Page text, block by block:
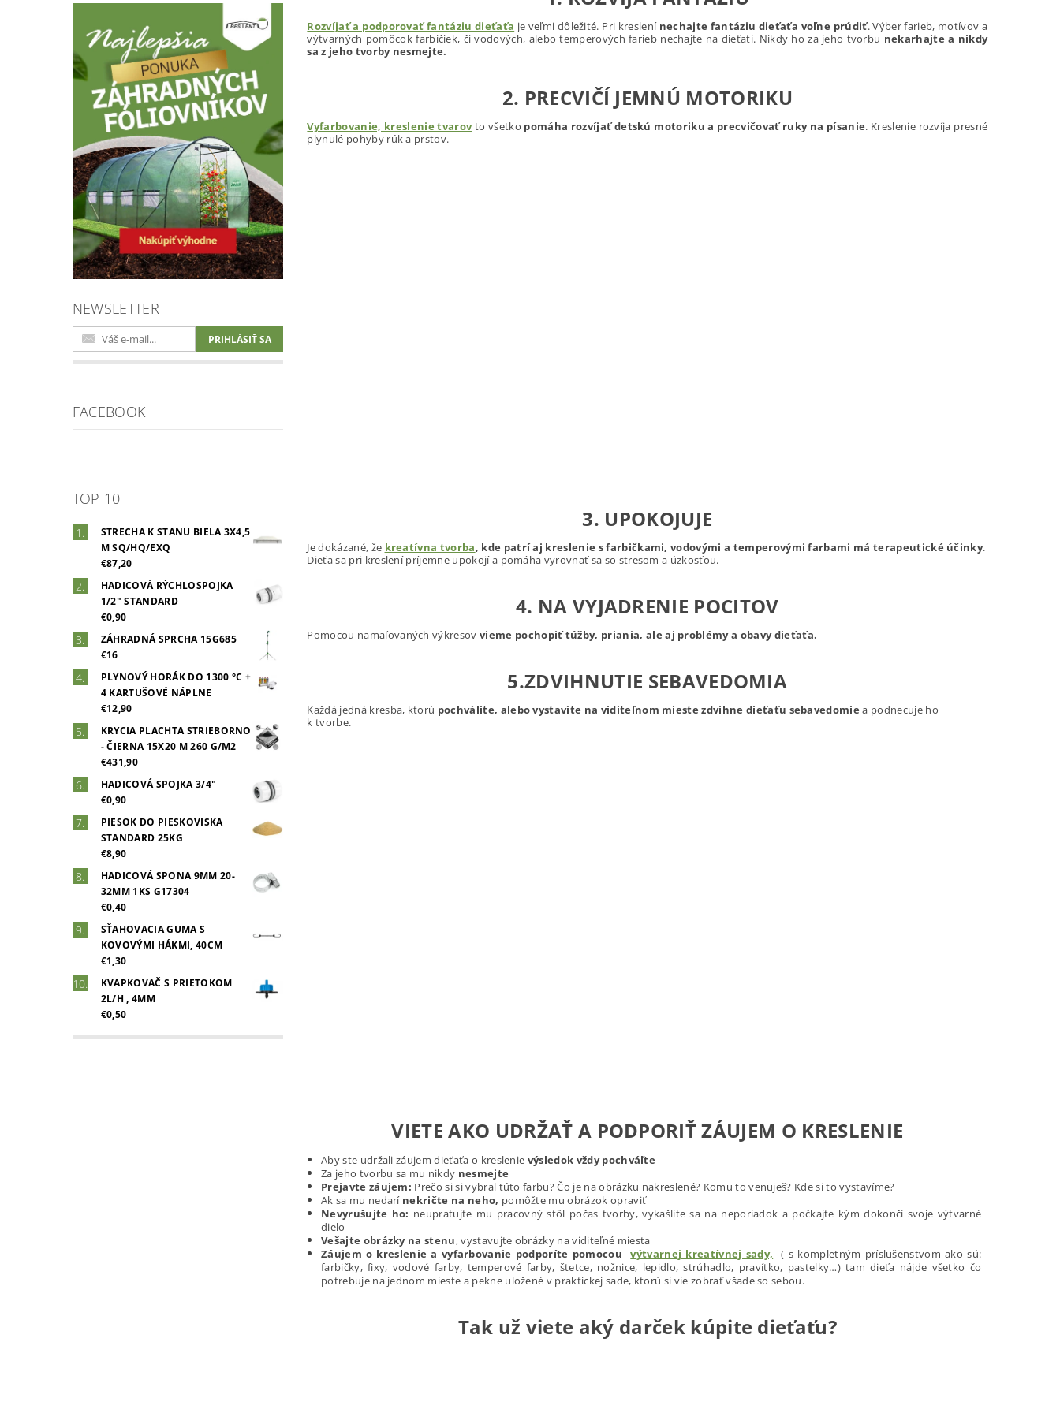
NEWSLETTER
FACEBOOK
TOP 10
STRECHA K STANU BIELA 3X4,5
M SQ/HQ/EXQ
€87,20
HADICOVÁ RÝCHLOSPOJKA
1/2" STANDARD
€0,90
ZÁHRADNÁ SPRCHA 15G685
€16
PLYNOVÝ HORÁK DO 1300 °C +
4 KARTUŠOVÉ NÁPLNE
€12,90
KRYCIA PLACHTA STRIEBORNO
- ČIERNA 15X20 M 260 G/M2
€431,90
HADICOVÁ SPOJKA 3/4"
€0,90
PIESOK DO PIESKOVISKA
STANDARD 25KG
€8,90
HADICOVÁ SPONA 9MM 20-
32MM 1KS G17304
€0,40
SŤAHOVACIA GUMA S
KOVOVÝMI HÁKMI, 40CM
€1,30
KVAPKOVAČ S PRIETOKOM
2L/H , 4MM
€0,50
Rozvíjať a podporovať fantáziu dieťaťa je veľmi dôležité. Pri kreslenínechajte fantáziu dieťaťa voľne prúdiť. Výber farieb, motívov a
výtvarných pomôcok farbičiek, či vodových, alebo temperových farieb nechajte na dieťati. Nikdy ho za jeho tvorbu nekarhajte a nikdy
sa z jeho tvorby nesmejte.
2. PRECVIČÍ JEMNÚ MOTORIKU
Vyfarbovanie, kreslenie tvarovto všetko pomáha rozvíjať detskú motoriku a precvičovať ruky na písanie. Kreslenie rozvíja presné
plynulé pohyby rúk a prstov.
3. UPOKOJUJE
Je dokázané, že kreatívna tvorba, kde patrí aj kreslenie s farbičkami, vodovými a temperovými farbami má terapeutické účinky.
Dieťa sa pri kreslení príjemne upokojí a pomáha vyrovnať sa so stresom a úzkosťou.
4. NA VYJADRENIE POCITOV
Pomocou namaľovaných výkresovvieme pochopiť túžby, priania, ale aj problémy a obavy dieťaťa.
5.ZDVIHNUTIE SEBAVEDOMIA
Každá jedná kresba, ktorú pochválite, alebo vystavíte na viditeľnom mieste zdvihne dieťaťu sebavedomie a podnecuje ho
k tvorbe.
VIETE AKO UDRŽAŤ A PODPORIŤ ZÁUJEM O KRESLENIE
Aby ste udržali záujem dieťaťa o kreslenie výsledok vždy pochváľte
Za jeho tvorbu sa mu nikdy nesmejte
Prejavte záujem: Prečo si si vybral túto farbu? Čo je na obrázku nakreslené? Komu to venuješ? Kde si to vystavíme?
Ak sa mu nedarí nekričte na neho, pomôžte mu obrázok opraviť
Nevyrušujte ho: neupratujte mu pracovný stôl počas tvorby, vykašlite sa na neporiadok a počkajte kým dokončí svoje výtvarné
dielo
Vešajte obrázky na stenu, vystavujte obrázky na viditeľné miesta
Záujem o kreslenie a vyfarbovanie podporíte pomocouvýtvarnej kreatívnej sady, ( s kompletným príslušenstvom ako sú:
farbičky, fixy, vodové farby, temperové farby, štetce, nožnice, lepidlo, strúhadlo, pravítko, pastelky…)tam dieťa nájde všetko čo
potrebuje na jednom mieste a pekne uložené v praktickej sade, ktorú si vie zobrať všade so sebou.
Tak už viete aký darček kúpite dieťaťu?